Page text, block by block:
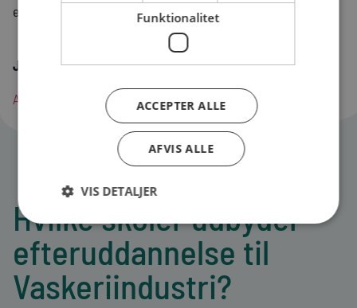
efteruddannelse inden for vaskeribranchen.
Jobområder – uddannelsestilbud
AMU kurser, inden for vaskeribranchen
Hvilke skoler udbyder
efteruddannelse til
Vaskeriindustri?
Funktionalitet
ACCEPTER ALLE
AFVIS ALLE
VIS DETALJER